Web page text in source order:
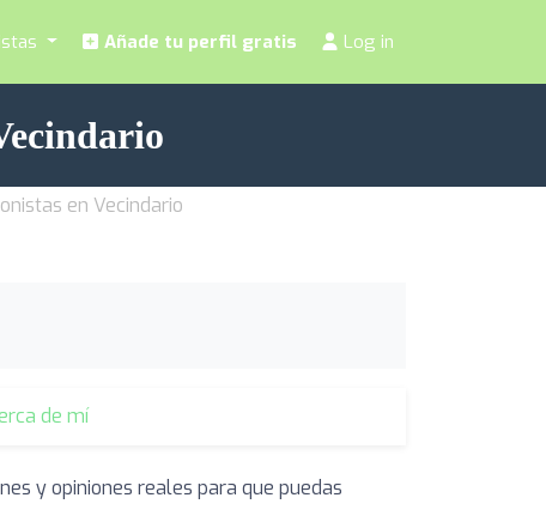
Añade tu perfil gratis Log in
en Vecindario
de mí
y opiniones reales para que puedas